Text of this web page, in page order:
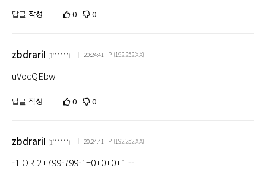
답글 작성 0 0
zbdrariI (1'*****) 20:24:41 IP (192.252.X.X)
uVocQEbw
답글 작성 0 0
zbdrariI (1'*****) 20:24:41 IP (192.252.X.X)
-1 OR 2+799-799-1=0+0+0+1 --